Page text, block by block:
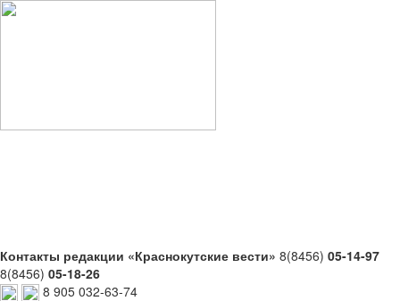
Контакты редакции «Краснокутские вести» 8(8456) 05-14-97
8(8456) 05-18-26
8 905 032-63-74